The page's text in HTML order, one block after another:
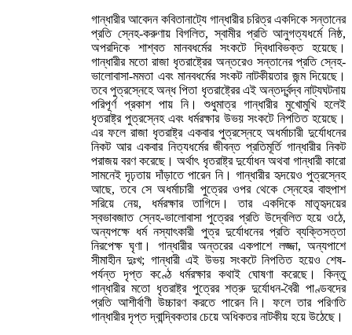
গান্ধারীর আবেদন কবিতানাট্যে গান্ধারীর চরিত্র একদিকে সন্তানের
প্রতি স্নেহ-করুণায় বিগলিত, স্বামীর প্রতি আনুগত্যধর্মে নিষ্ঠ,
অপরদিকে শাশ্বত মানবধর্মের সংকটে দ্বিধাবিভক্ত হয়েছে।
গান্ধারীর মতো রাজা ধৃতরাষ্ট্রের অন্তরেও সন্তানের প্রতি স্নেহ-
ভালোবাসা-মমতা এবং মানবধর্মের সংকট নাটকীয়তার জন্ম দিয়েছে।
তবে পুত্রস্নেহে অন্ধ পিতা ধৃতরাষ্ট্রের এই অন্তর্দ্বন্দ্ব নাট্যঘটনায়
পরিপূর্ণ প্রকাশ পায় নি। শুধুমাত্র গান্ধারীর মুখোমুখি হলেই
ধৃতরাষ্ট্র পুত্রস্নেহ এবং ধর্মরক্ষার উভয় সংকটে নিপতিত হয়েছে।
এর ফলে রাজা ধৃতরাষ্ট্র একবার পুত্রস্নেহে অধর্মাচারী দুর্যোধনের
নিকট আর একবার নিত্যধর্মের জীবন্ত প্রতিমূর্তি গান্ধারীর নিকট
পরাজয় বরণ করেছে। অর্থাৎ ধৃতরাষ্ট্র দুর্যোধন অথবা গান্ধারী কারো
সামনেই দৃঢ়তায় দাঁড়াতে পারেন নি। গান্ধারীর হৃদয়েও পুত্রস্নেহ
আছে, তবে সে অধর্মাচারী পুত্রের ওপর থেকে স্নেহের বাহুপাশ
সরিয়ে নেয়, ধর্মরক্ষার তাগিদে। তার একদিকে মাতৃহৃদয়ের
স্বভাবজাত স্নেহ-ভালোবাসা পুত্রের প্রতি উদ্বেলিত হয়ে ওঠে,
অন্যপক্ষে ধর্ম নস্যাৎকারী পুত্র দুর্যোধনের প্রতি ব্যক্তিসত্তা
নিরপেক্ষ ঘৃণা। গান্ধারীর অন্তরের একপাশে লজ্জা, অন্যপাশে
সীমাহীন দুঃখ; গান্ধারী এই উভয় সংকটে নিপতিত হয়েও শেষ-
পর্যন্ত দৃপ্ত কণ্ঠে ধর্মরক্ষার কথাই ঘোষণা করেছে। কিন্তু
গান্ধারীর মতো ধৃতরাষ্ট্র পুত্রের শত্রু দুর্যোধন-বৈরী পাণ্ডবদের
প্রতি আশীর্বাণী উচ্চারণ করতে পারেন নি। ফলে তার পরিণতি
গান্ধারীর দৃপ্ত দ্বান্দ্বিকতার চেয়ে অধিকতর নাটকীয় হয়ে উঠেছে।